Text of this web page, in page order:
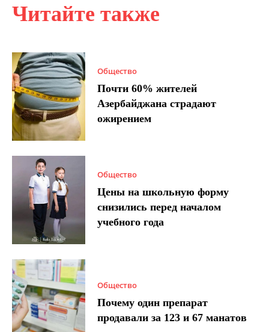
Читайте также
Общество
Почти 60% жителей
Азербайджана страдают
ожирением
Общество
Цены на школьную форму
снизились перед началом
учебного года
Общество
Почему один препарат
продавали за 123 и 67 манатов